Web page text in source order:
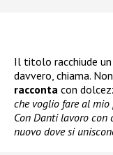
Il titolo racchiude
davvero, chiama.
racconta con
che voglio fare al
Con Danti lavoro con
nuovo dove si